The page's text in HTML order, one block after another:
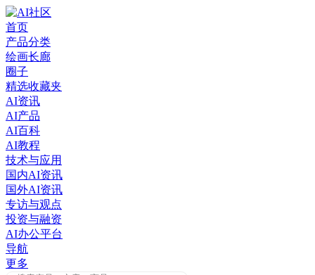
Skip
to
content
首页
产品分类
绘画长廊
圈子
精选收藏夹
AI资讯
AI产品
AI百科
AI教程
技术与应用
国内AI资讯
国外AI资讯
专访与观点
投资与融资
AI办公平台
导航
更多